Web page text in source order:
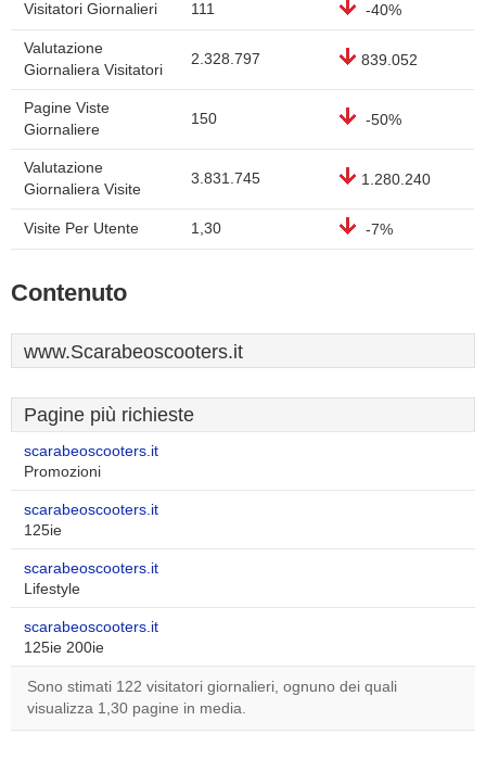
Visitatori Giornalieri 111 -40%
Valutazione
Giornaliera Visitatori
2.328.797 839.052
Pagine Viste
Giornaliere
150 -50%
Valutazione
Giornaliera Visite
3.831.745 1.280.240
Visite Per Utente 1,30 -7%
Contenuto
www.Scarabeoscooters.it
Pagine più richieste
scarabeoscooters.it
Promozioni
scarabeoscooters.it
125ie
scarabeoscooters.it
Lifestyle
scarabeoscooters.it
125ie 200ie
Sono stimati 122 visitatori giornalieri, ognuno dei quali
visualizza 1,30 pagine in media.